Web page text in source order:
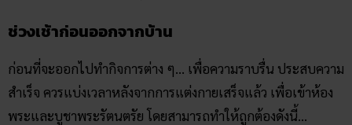
ช่วงเช้าก่อนออกจากบ้าน
ก่อนที่จะออกไปทำกิจการต่าง ๆ… เพื่อความราบรื่น ประสบความ
สำเร็จ ควรแบ่งเวลาหลังจากการแต่งกายเสร็จแล้ว เพื่อเข้าห้อง
พระและบูชาพระรัตนตรัย โดยสามารถทำให้ถูกต้องดังนี้…